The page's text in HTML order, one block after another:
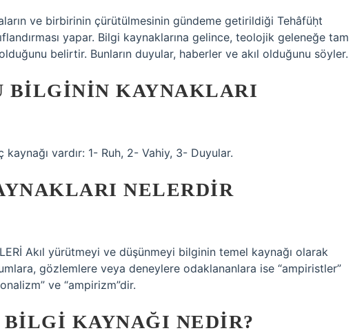
ve birbirinin çürütülmesinin gündeme getirildiği Tehâfüḥt
yapar. Bilgi kaynaklarına gelince, teolojik geleneğe tam
belirtir. Bunların duyular, haberler ve akıl olduğunu söyler.
BILGININ KAYNAKLARI
kaynağı vardır: 1- Ruh, 2- Vahiy, 3- Duyular.
NELERDIR
Akıl yürütmeyi ve düşünmeyi bilginin temel kaynağı olarak
gözlemlere veya deneylere odaklananlara ise “ampiristler”
ve “ampirizm”dir.
KAYNAĞI NEDIR?